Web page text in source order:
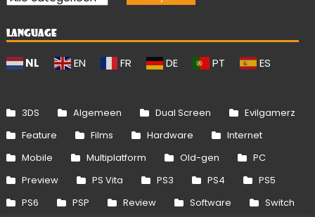
LANGUAGE
NL EN FR DE PT ES
3DS Algemeen Dual Screen
Evilgamerz
Feature
Films Hardware
Internet
Mobile
Multiplatform Old-gen
PC
Preview
PS Vita PS3 PS4
PS5
PS6
PSP Review Software Switch